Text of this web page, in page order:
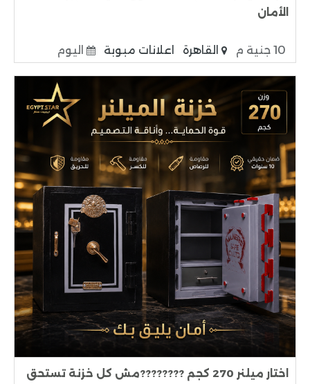
الأمان
10 جنية م القاهرة اعلانات مبوبة اليوم
اختار ميلنر 270 كجم ????????مش كل خزنة تستحق